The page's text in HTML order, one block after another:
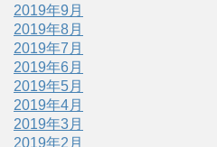
2019年9月
2019年8月
2019年7月
2019年6月
2019年5月
2019年4月
2019年3月
2019年2月